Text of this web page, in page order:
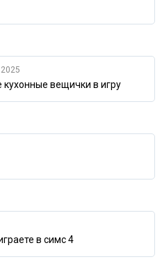
кухонные вещички в игру
в симс 4